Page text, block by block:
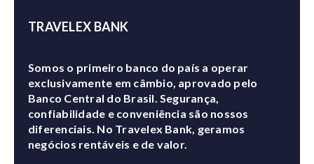
TRAVELEX BANK
Somos o primeiro banco do país a operar
exclusivamente em câmbio, aprovado pelo
Banco Central do Brasil. Segurança,
confiabilidade e conveniência são nossos
diferenciais. No Travelex Bank, geramos
negócios rentáveis e de valor.